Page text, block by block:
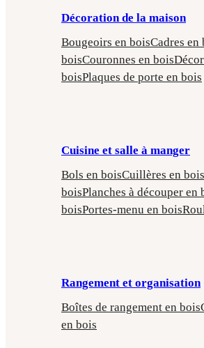
Décoration de la maison
Bougeoirs en boisCadres en
boisCouronnes en bois
boisPlaques de porte en bois
Cuisine et salle à manger
Bols en boisCuillères en bois
boisPlanches à découper en
boisPortes-menu en bois
Rangement et organisation
Boîtes de rangement en bois
en bois